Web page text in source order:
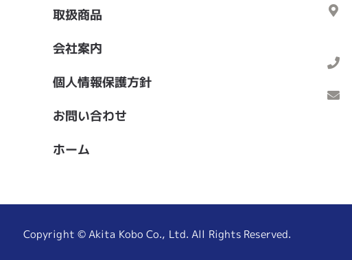
取扱商品
会社案内
個人情報保護方針
お問い合わせ
ホーム
Copyright © Akita Kobo Co., Ltd. All Rights Reserved.